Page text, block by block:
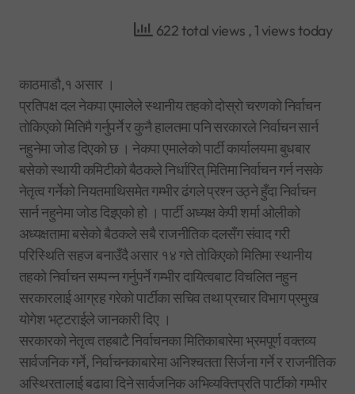
622 total views , 1 views today
काठमाडौ,१ असार ।
प्रतिपक्ष दल नेकपा एमालेले स्थानीय तहको दोस्रो चरणको निर्वाचन
तोकिएको मितिमै गर्नुपर्ने र कुनै हालतमा पनि सरकारले निर्वाचन सार्न
नहुनेमा जोड दिएको छ । नेकपा एमालेको पार्टी कार्यालयमा बुधबार
बसेको स्थायी कमिटीको बैठकले निर्धारित् मितिमा निर्वाचन गर्न नसके
नेतृत्व गर्नेको नियतमाथिसमेत गम्भीर ढंगले प्रश्न उठ्ने हुँदा निर्वाचन
सार्न नहुनेमा जोड दिइएको हो । पार्टी अध्यक्ष केपी शर्मा ओलीको
अध्यक्षतामा बसेको बैठकले सबै राजनीतिक दलसँग संवाद गरी
परिस्थिति सहज बनाउँदै असार १४ गते तोकिएको मितिमा स्थानीय
तहको निर्वाचन सम्पन्न गर्नुपर्ने गम्भीर दायित्वबाट विचलित नहुन
सरकारलाई आग्रह गरेको पार्टीका सचिव तथा प्रचार विभाग प्रमुख
योगेश भट्टराईले जानकारी दिए ।
सरकारको नेतृत्व तहबाटै निर्वाचनका मितिकाबारेमा भ्रमपूर्ण वक्तव्य
सार्वजनिक गर्ने, निर्वाचनकाबारेमा अनिश्चतता सिर्जना गर्ने र राजनीतिक
अस्थिरतालाई बढावा दिने सार्वजनिक अभिव्यक्तिप्रति पार्टीको गम्भीर